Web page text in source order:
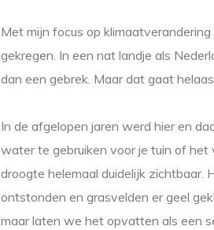
Met mijn focus op
gekregen. In een nat landje als
dan een gebrek. Maar dat gaat
In de afgelopen jaren werd hier en
water te gebruiken voor je tuin of
droogte helemaal duidelijk zichtbaar.
ontstonden en grasvelden er geel
maar laten we het opvatten als een